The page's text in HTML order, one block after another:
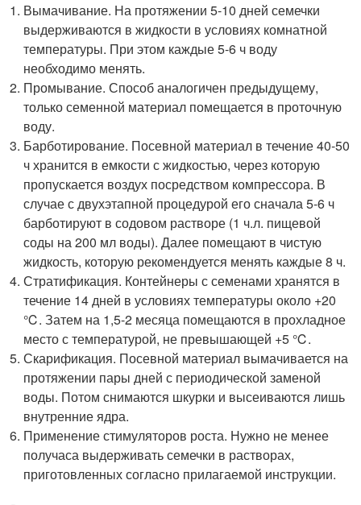
Вымачивание. На протяжении 5-10 дней семечки
выдерживаются в жидкости в условиях комнатной
температуры. При этом каждые 5-6 ч воду
необходимо менять.
Промывание. Способ аналогичен предыдущему,
только семенной материал помещается в проточную
воду.
Барботирование. Посевной материал в течение 40-50
ч хранится в емкости с жидкостью, через которую
пропускается воздух посредством компрессора. В
случае с двухэтапной процедурой его сначала 5-6 ч
барботируют в содовом растворе (1 ч.л. пищевой
соды на 200 мл воды). Далее помещают в чистую
жидкость, которую рекомендуется менять каждые 8 ч.
Стратификация. Контейнеры с семенами хранятся в
течение 14 дней в условиях температуры около +20
℃. Затем на 1,5-2 месяца помещаются в прохладное
место с температурой, не превышающей +5 ℃.
Скарификация. Посевной материал вымачивается на
протяжении пары дней с периодической заменой
воды. Потом снимаются шкурки и высеиваются лишь
внутренние ядра.
Применение стимуляторов роста. Нужно не менее
получаса выдерживать семечки в растворах,
приготовленных согласно прилагаемой инструкции.